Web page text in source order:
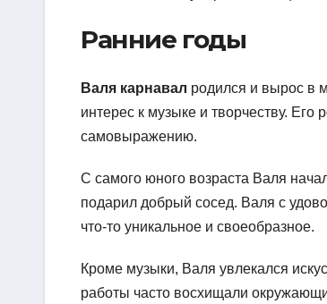
Ранние годы
Валя карнавал родился и вырос в
интерес к музыке и творчеству. Его
самовыражению.
С самого юного возраста Валя
подарил добрый сосед. Валя с
что-то уникальное и своеобразное.
Кроме музыки, Валя увлекался
работы часто восхищали